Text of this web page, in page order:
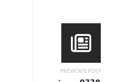
PREVIOUS POST